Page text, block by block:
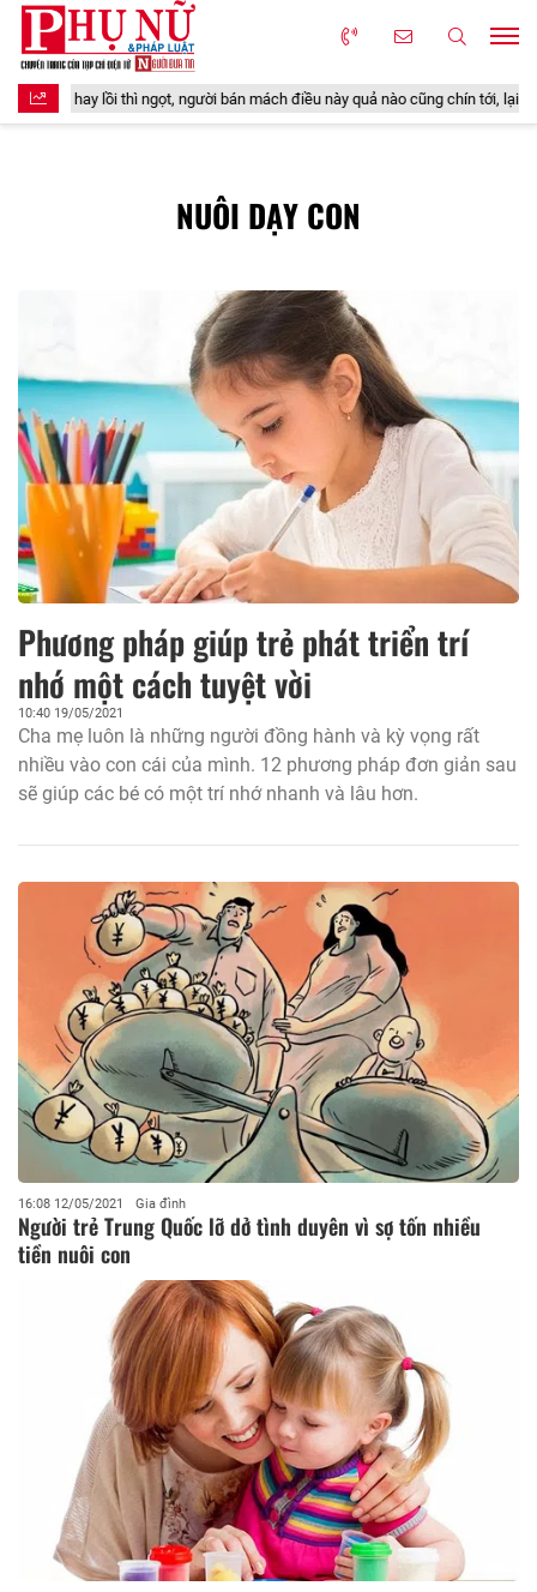
người bán mách điều này quả nào cũng chín tới, lại chẳng lo có giòi
NUÔI DẠY CON
Phương pháp giúp trẻ phát triển trí
nhớ một cách tuyệt vời
10:40 19/05/2021
Cha mẹ luôn là những người đồng hành và kỳ vọng rất
nhiều vào con cái của mình. 12 phương pháp đơn giản sau
sẽ giúp các bé có một trí nhớ nhanh và lâu hơn.
16:08 12/05/2021 Gia đình
Người trẻ Trung Quốc lỡ dở tình duyên vì sợ tốn nhiều
tiền nuôi con